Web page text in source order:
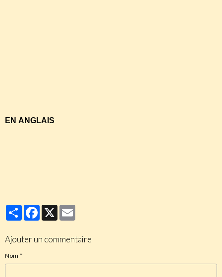
EN ANGLAIS
PartagerFacebook
X
Ajouter un commentaire
Nom